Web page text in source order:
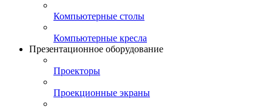
Компьютерные столы
Компьютерные кресла
Презентационное оборудование
Проекторы
Проекционные экраны